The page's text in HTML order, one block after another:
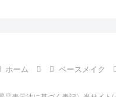
ホーム ベースメイク